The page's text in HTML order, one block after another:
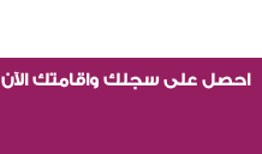
احصل على سجلك واقامتك الآن